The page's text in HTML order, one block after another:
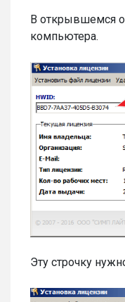
В открывшемся
компьютера.
Эту строчку